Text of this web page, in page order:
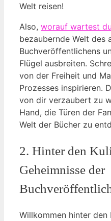
Welt reisen!
Also, worauf wartest du
bezaubernde Welt des
Buchveröffentlichens
Flügel ausbreiten.
von der Freiheit und
Prozesses inspirieren.
von dir verzaubert zu
Hand, die Türen der
Welt der Bücher zu
2. Hinter den
Geheimnisse der
Willkommen hinter den